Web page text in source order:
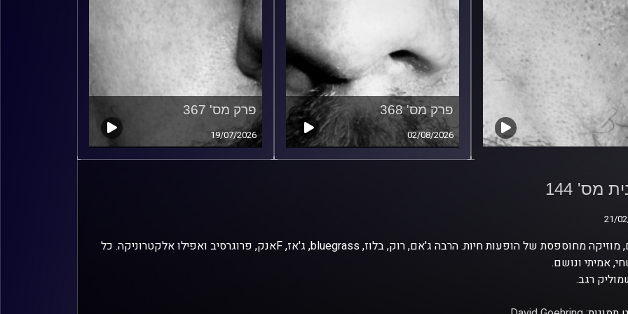
21/
פרק מס' 368
02/08/2026
פרק מס' 367
19/07/2026
מס' 144
21/
זיפים, מוזיקה מחוספסת של הופעות חיות. הרבה ג'אם, רוק, בלוז, bluegrass, ג'אז, Fאנק, פרוגרסיב ואפילו אלקטרוניקה. כל
אמיתי ונושם.
רגב.